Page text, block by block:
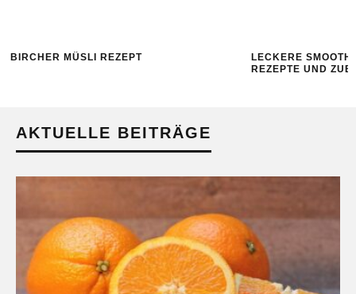
BIRCHER MÜSLI REZEPT
LECKERE
REZEPTE UND
AKTUELLE BEITRÄGE